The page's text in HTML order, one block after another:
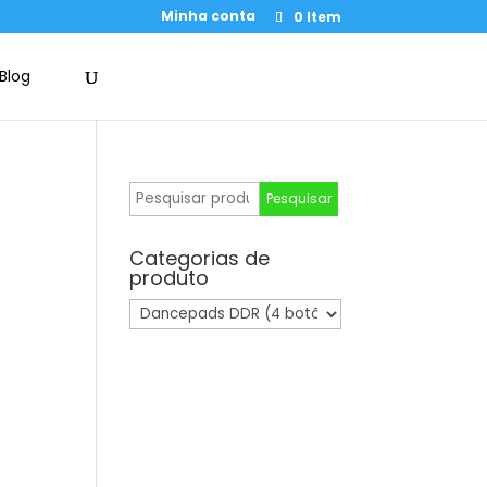
Minha conta 0 Item
Blog
Pesquisar
por:
Pesquisar
Categorias de
produto